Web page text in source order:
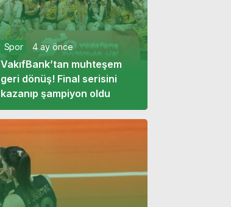
Spor 4 ay önce
VakıfBank’tan muhteşem
geri dönüş! Final serisini
kazanıp şampiyon oldu